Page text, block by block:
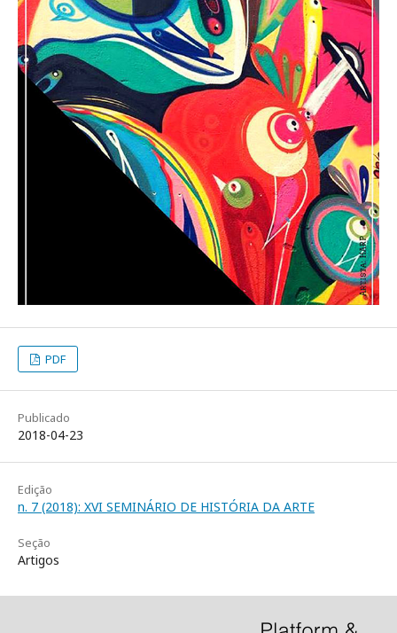
PDF
Publicado
2018-04-23
Edição
n. 7 (2018): XVI SEMINÁRIO DE HISTÓRIA DA ARTE
Seção
Artigos